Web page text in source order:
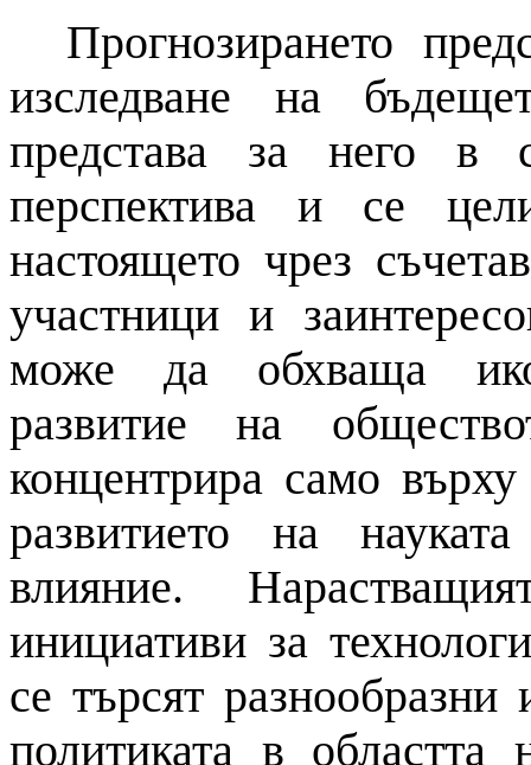
Прогнозирането
изследване на
представа за него в
перспектива исе
настоящето чрез
участници и
може да обхваща
развитиена
концентрира само
развитието на
влияние.
инициативи за
се търсят
политиката в областта